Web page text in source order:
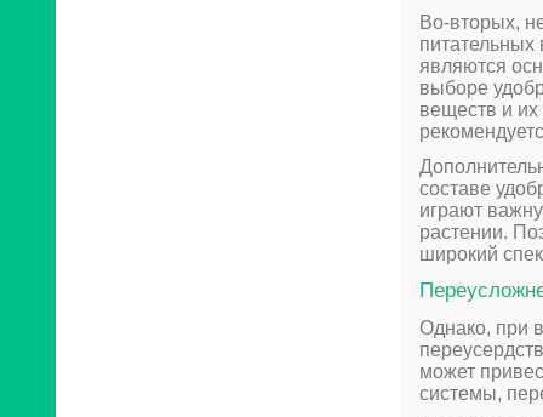
Во-вторых,
являются
выборе
веществ и
составе
играют
растении.
широкий
Однако, при
может
системы,